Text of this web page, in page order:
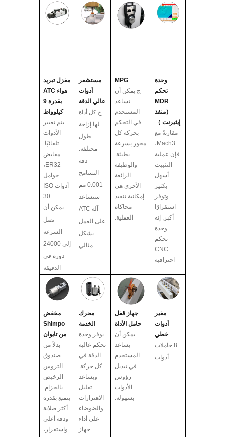
وحدة
تحكم
MDR
（منفذ
إيثيرنت ）
مقارنةً مع
Mach3،
فإن عملية
التثبيت
أسهل
بكثير
وتوفر
استقرارًا
أكبر. إنه
وحدة
تحكم
CNC
احترافية
MPG
ج يمكن أن
تساعد
المستخدم
في التحكم
بحركة كل
محور بسرعة
بطيئة.
والوظيفة
الرائعة
الأخرى هي
إمكانية تنفيذ
محاكاة
العملية.
مستشعر
أدوات
عالي الدقة
ج كل أداة
لها إزاحة
طول
مختلفة.
دقة
التسامح
0.001 مم
ستساعد
آلة ATC
على العمل
بشكل
مثالي
مغزل تبريد
هواء ATC
بقدرة 9
كيلوواط
يتم تغيير
الأدوات
تلقائيًا.
مقابض
ER32،
حوامل
أدوات ISO
30
يمكن أن
تصل
السرعة
إلى 24000
دورة في
الدقيقة
مغير
أدوات
خطي
8 حاملات
أدوات
جهاز قفل
حامل الأداة
يمكن أن
يساعد
المستخدم
في تبديل
رؤوس
الأدوات
بسهولة.
محرك
الخدمة
يوفر وحدة
تحكم عالية
الدقة في
كل حركة.
ويساعد
تقليل
الاهتزازات
والضوضاء
على أداء
جهاز
مخفض
Shimpo
من تايوان
بدلاً من
صندوق
التروس
الرخيص
بالحزام.
يتمتع بقدرة
أكثر صلابة
ودقة أعلى
واستقرار،